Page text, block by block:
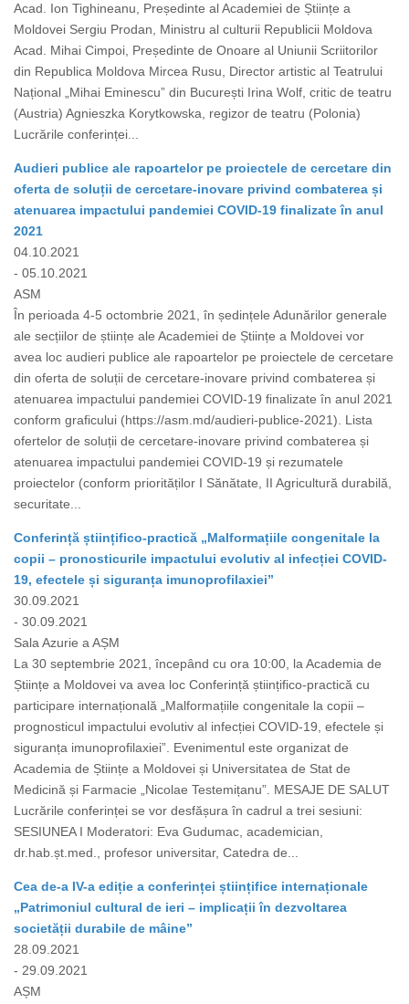
Acad. Ion Tighineanu, Președinte al Academiei de Științe a
Moldovei Sergiu Prodan, Ministru al culturii Republicii Moldova
Acad. Mihai Cimpoi, Președinte de Onoare al Uniunii Scriitorilor
din Republica Moldova Mircea Rusu, Director artistic al Teatrului
Național „Mihai Eminescu” din București Irina Wolf, critic de teatru
(Austria) Agnieszka Korytkowska, regizor de teatru (Polonia)
Lucrările conferinței...
Audieri publice ale rapoartelor pe proiectele de cercetare din
oferta de soluții de cercetare-inovare privind combaterea și
atenuarea impactului pandemiei COVID-19 finalizate în anul
2021
04.10.2021
- 05.10.2021
ASM
În perioada 4-5 octombrie 2021, în ședințele Adunărilor generale
ale secțiilor de științe ale Academiei de Științe a Moldovei vor
avea loc audieri publice ale rapoartelor pe proiectele de cercetare
din oferta de soluții de cercetare-inovare privind combaterea și
atenuarea impactului pandemiei COVID-19 finalizate în anul 2021
conform graficului (https://asm.md/audieri-publice-2021). Lista
ofertelor de soluții de cercetare-inovare privind combaterea și
atenuarea impactului pandemiei COVID-19 și rezumatele
proiectelor (conform priorităților I Sănătate, II Agricultură durabilă,
securitate...
Conferință științifico-practică „Malformațiile congenitale la
copii – pronosticurile impactului evolutiv al infecției COVID-
19, efectele și siguranța imunoprofilaxiei”
30.09.2021
- 30.09.2021
Sala Azurie a AȘM
La 30 septembrie 2021, începând cu ora 10:00, la Academia de
Științe a Moldovei va avea loc Conferință științifico-practică cu
participare internațională „Malformațiile congenitale la copii –
prognosticul impactului evolutiv al infecției COVID-19, efectele și
siguranța imunoprofilaxiei”. Evenimentul este organizat de
Academia de Științe a Moldovei și Universitatea de Stat de
Medicină și Farmacie „Nicolae Testemițanu”. MESAJE DE SALUT
Lucrările conferinței se vor desfășura în cadrul a trei sesiuni:
SESIUNEA I Moderatori: Eva Gudumac, academician,
dr.hab.șt.med., profesor universitar, Catedra de...
Cea de-a IV-a ediție a conferinței științifice internaționale
„Patrimoniul cultural de ieri – implicații în dezvoltarea
societății durabile de mâine”
28.09.2021
- 29.09.2021
AȘM